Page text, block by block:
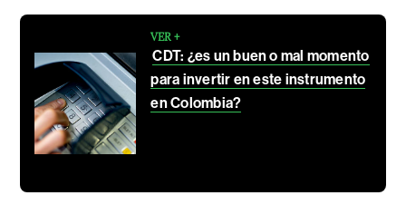
VER +
CDT: ¿es un buen o mal momento
para invertir en este instrumento
en Colombia?